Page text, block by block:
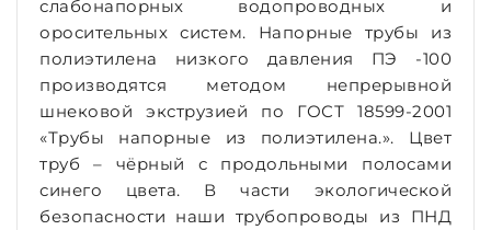
слабонапорных водопроводных и
оросительных систем. Напорные трубы из
полиэтилена низкого давления ПЭ -100
производятся методом непрерывной
шнековой экструзией по ГОСТ 18599-2001
«Трубы напорные из полиэтилена.». Цвет
труб – чёрный с продольными полосами
синего цвета. В части экологической
безопасности наши трубопроводы из ПНД